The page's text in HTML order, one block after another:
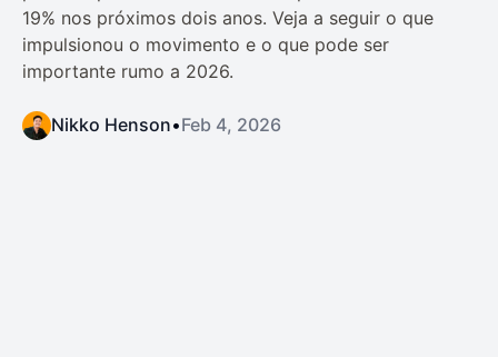
19% nos próximos dois anos. Veja a seguir o que
impulsionou o movimento e o que pode ser
importante rumo a 2026.
Nikko Henson•Feb 4, 2026